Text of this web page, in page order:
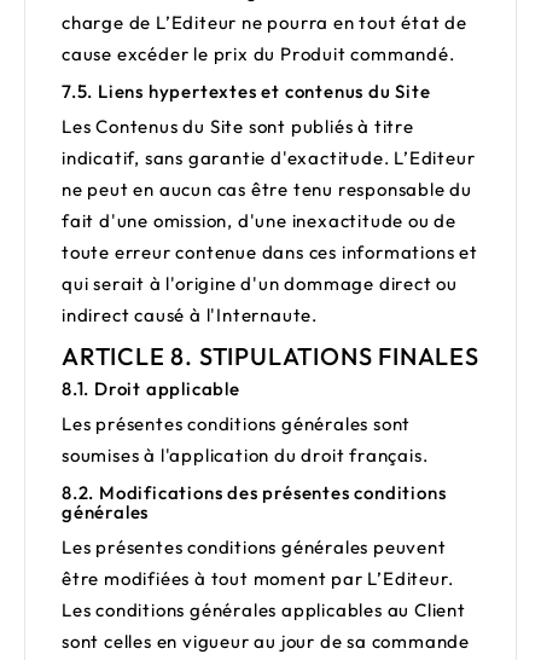
charge de L’Editeur ne pourra en tout état de
cause excéder le prix du Produit commandé.
7.5. Liens hypertextes et contenus du Site
Les Contenus du Site sont publiés à titre
indicatif, sans garantie d'exactitude. L’Editeur
ne peut en aucun cas être tenu responsable du
fait d'une omission, d'une inexactitude ou de
toute erreur contenue dans ces informations et
qui serait à l'origine d'un dommage direct ou
indirect causé à l'Internaute.
ARTICLE 8. STIPULATIONS FINALES
8.1. Droit applicable
Les présentes conditions générales sont
soumises à l'application du droit français.
8.2. Modifications des présentes conditions
générales
Les présentes conditions générales peuvent
être modifiées à tout moment par L’Editeur.
Les conditions générales applicables au Client
sont celles en vigueur au jour de sa commande